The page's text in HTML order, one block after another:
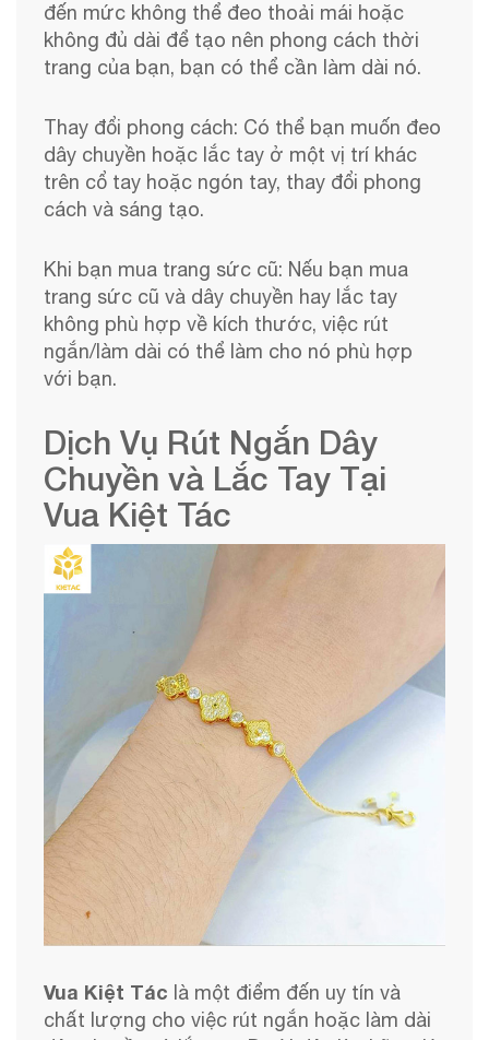
đến mức không thể đeo thoải mái hoặc
không đủ dài để tạo nên phong cách thời
trang của bạn, bạn có thể cần làm dài nó.
Thay đổi phong cách: Có thể bạn muốn đeo
dây chuyền hoặc lắc tay ở một vị trí khác
trên cổ tay hoặc ngón tay, thay đổi phong
cách và sáng tạo.
Khi bạn mua trang sức cũ: Nếu bạn mua
trang sức cũ và dây chuyền hay lắc tay
không phù hợp về kích thước, việc rút
ngắn/làm dài có thể làm cho nó phù hợp
với bạn.
Dịch Vụ Rút Ngắn Dây
Chuyền và Lắc Tay Tại
Vua Kiệt Tác
Vua Kiệt Tác là một điểm đến uy tín và
chất lượng cho việc rút ngắn hoặc làm dài